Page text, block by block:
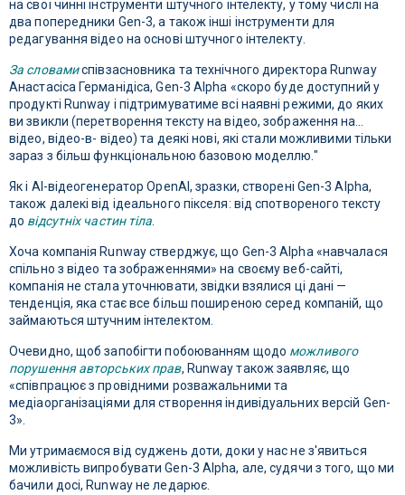
на свої чинні інструменти штучного інтелекту, у тому числі на
два попередники Gen-3, а також інші інструменти для
редагування відео на основі штучного інтелекту.
За словамиспівзасновника та технічного директора Runway
Анастасіса Германідіса, Gen-3 Alpha «скоро буде доступний у
продукті Runway і підтримуватиме всі наявні режими, до яких
ви звикли (перетворення тексту на відео, зображення на…
відео, відео-в- відео) та деякі нові, які стали можливими тільки
зараз з більш функціональною базовою моделлю."
Як і AI-відеогенератор OpenAI, зразки, створені Gen-3 Alpha,
також далекі від ідеального пікселя: від спотвореного тексту
до відсутніх частин тіла.
Хоча компанія Runway стверджує, що Gen-3 Alpha «навчалася
спільно з відео та зображеннями» на своєму веб-сайті,
компанія не стала уточнювати, звідки взялися ці дані —
тенденція, яка стає все більш поширеною серед компаній, що
займаються штучним інтелектом.
Очевидно, щоб запобігти побоюванням щодо можливого
порушення авторських прав, Runway також заявляє, що
«співпрацює з провідними розважальними та
медіаорганізаціями для створення індивідуальних версій Gen-
3».
Ми утримаємося від суджень доти, доки у нас не з'явиться
можливість випробувати Gen-3 Alpha, але, судячи з того, що ми
бачили досі, Runway не ледарює.